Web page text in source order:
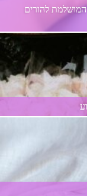
המושלמת להורים